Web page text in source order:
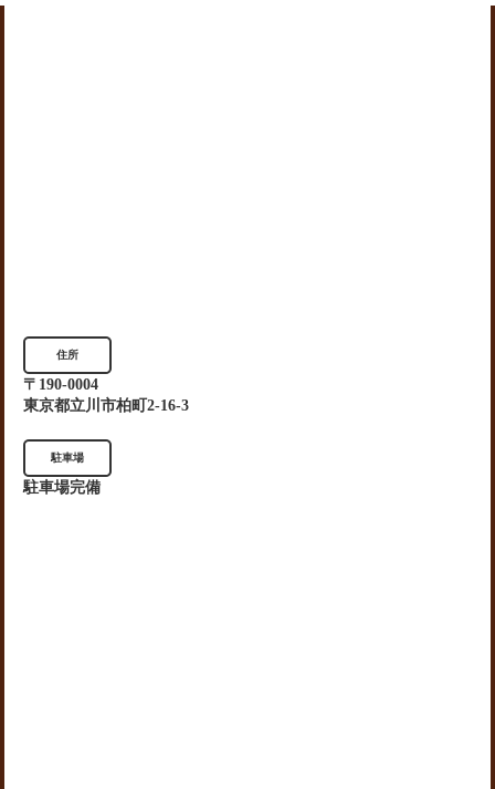
住所
〒190-0004
東京都立川市柏町2-16-3
駐車場
駐車場完備